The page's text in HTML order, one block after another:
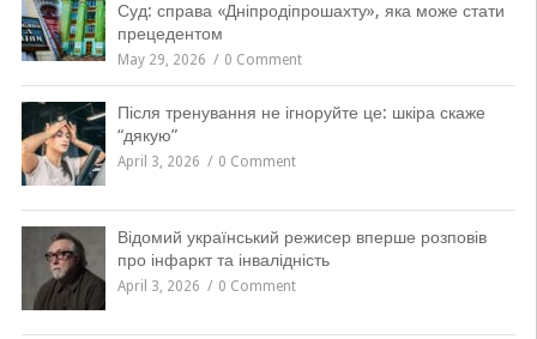
Суд: справа «Дніпродіпрошахту», яка може стати
прецедентом
May 29, 2026 0 Comment
Після тренування не ігноруйте це: шкіра скаже
“дякую”
April 3, 2026 0 Comment
Відомий український режисер вперше розповів
про інфаркт та інвалідність
April 3, 2026 0 Comment